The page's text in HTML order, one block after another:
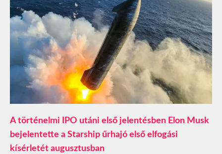
A történelmi IPO utáni első jelentésben Elon Musk
bejelentette a Starship űrhajó első elfogási
kísérletét augusztusban